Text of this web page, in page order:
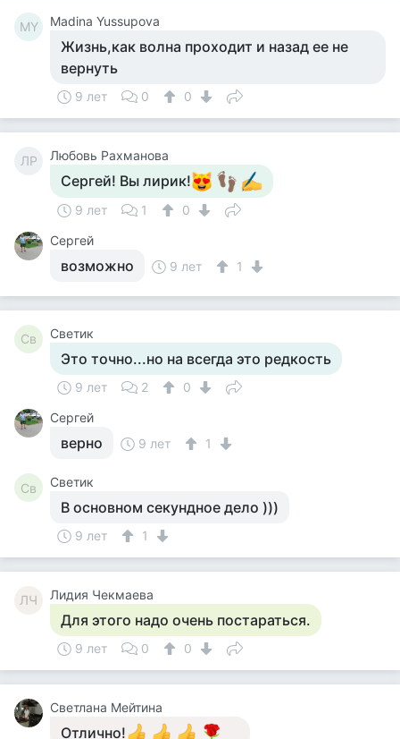
MY Madina Yussupova
Жизнь,как волна проходит и назад ее не
вернуть
9 лет 0 0
ЛР Любовь Рахманова
Сергей! Вы лирик!
9 лет 1
0
Сергей
возможно 9 лет 1
Св Светик
Это точно...но на всегда это редкость
9 лет 2
0
Сергей
верно 9 лет 1
Св Светик
В основном секундное дело )))
9 лет 1
ЛЧ Лидия Чекмаева
Для этого надо очень постараться.
9 лет 0 0
Светлана Мейтина
Отлично!